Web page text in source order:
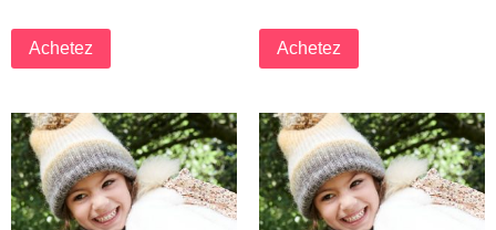
Achetez Achetez